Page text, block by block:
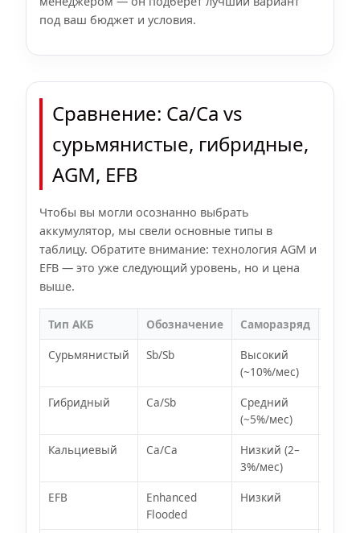
под ваш бюджет и условия.
Сравнение: Ca/Ca vs
сурьмянистые, гибридные,
AGM, EFB
Чтобы вы могли осознанно выбрать
аккумулятор, мы свели основные типы в
таблицу. Обратите внимание: технология AGM и
EFB — это уже следующий уровень, но и цена
выше.
Тип АКБ Обозначение Саморазряд
Сурьмянистый
Sb/Sb
Высокий
(~10%/мес)
Гибридный Ca/Sb
Средний
(~5%/мес)
Кальциевый Ca/Ca
Низкий (2–
3%/мес)
EFB
Enhanced
Flooded
Низкий